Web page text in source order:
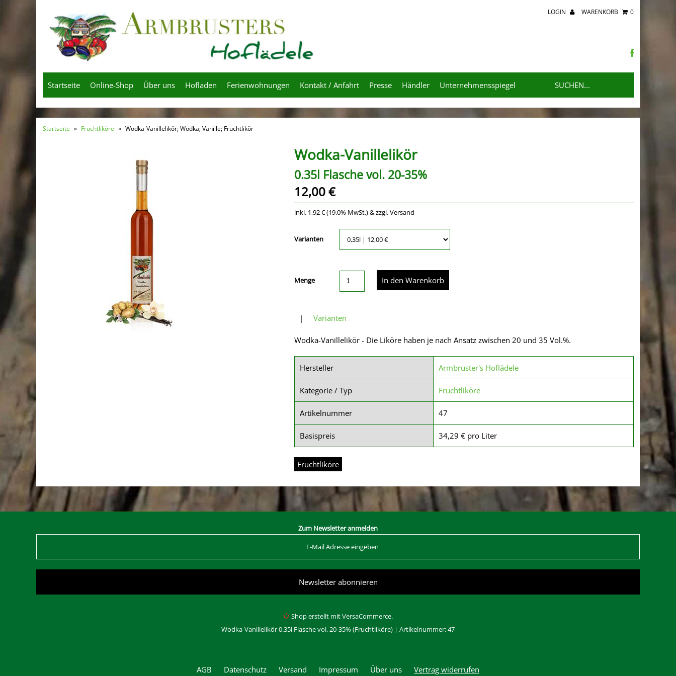
LOGIN WARENKORB 0
Startseite Online-Shop Über uns Hofladen Ferienwohnungen Kontakt / Anfahrt Presse Händler Unternehmensspiegel
Startseite » Fruchtliköre » Wodka-Vanillelikör; Wodka; Vanille; Fruchtlikör
Wodka-Vanillelikör
0.35l Flasche vol. 20-35%
12,00 €
inkl. 1,92 € (19.0% MwSt.) & zzgl. Versand
Varianten
Menge
| Varianten
Wodka-Vanillelikör - Die Liköre haben je nach Ansatz zwischen 20 und 35 Vol.%.
Hersteller Armbruster's Hoflädele
Kategorie / Typ Fruchtliköre
Artikelnummer 47
Basispreis 34,29 € pro Liter
Fruchtliköre
Zum Newsletter anmelden
Shop erstellt mit VersaCommerce.
Wodka-Vanillelikör 0.35l Flasche vol. 20-35% (Fruchtliköre) | Artikelnummer: 47
AGB Datenschutz Versand Impressum Über uns Vertrag widerrufen